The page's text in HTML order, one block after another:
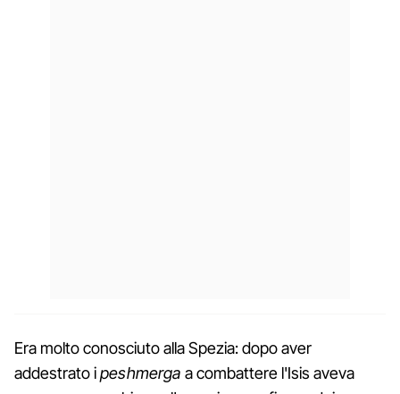
Era molto conosciuto alla Spezia: dopo aver
addestrato ipeshmerga a combattere l'Isis aveva